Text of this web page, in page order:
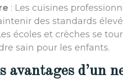
: Les cuisines
des standards
écoles et crèches se
sain pour les enfants.
avantages d’un